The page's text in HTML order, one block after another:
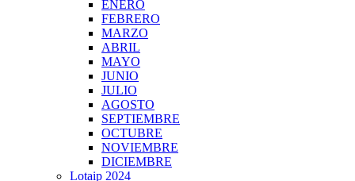
ENERO
FEBRERO
MARZO
ABRIL
MAYO
JUNIO
JULIO
AGOSTO
SEPTIEMBRE
OCTUBRE
NOVIEMBRE
DICIEMBRE
Lotaip 2024